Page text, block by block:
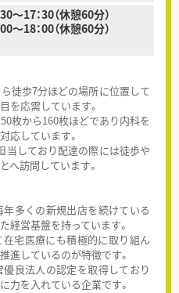
17：30（休憩60分）
00（休憩60分）
徒歩7分ほどの場所に位置して
を応需しています。
枚から160枚ほどであり内科を
応しています。
しており配達の際には徒歩や
へ訪問しています。
多くの新規出店を続けている
経営基盤を持っています。
宅医療にも積極的に取り組ん
進しているのが特徴です。
良法人の認定を取得しており
力を入れている企業です。